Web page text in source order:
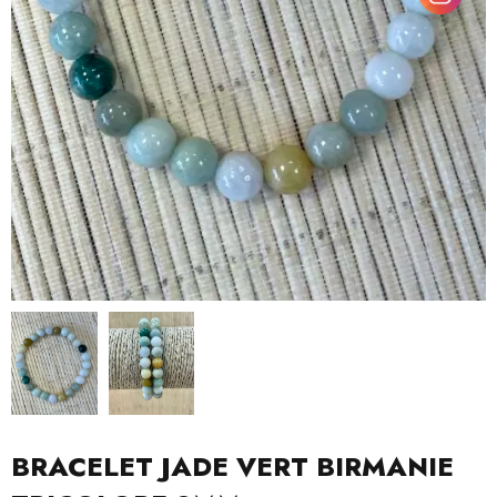
BRACELET JADE VERT BIRMANIE